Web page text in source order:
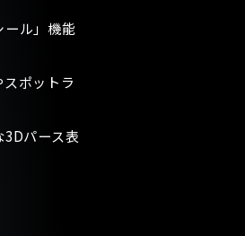
ール」機能
ポットラ
パース表